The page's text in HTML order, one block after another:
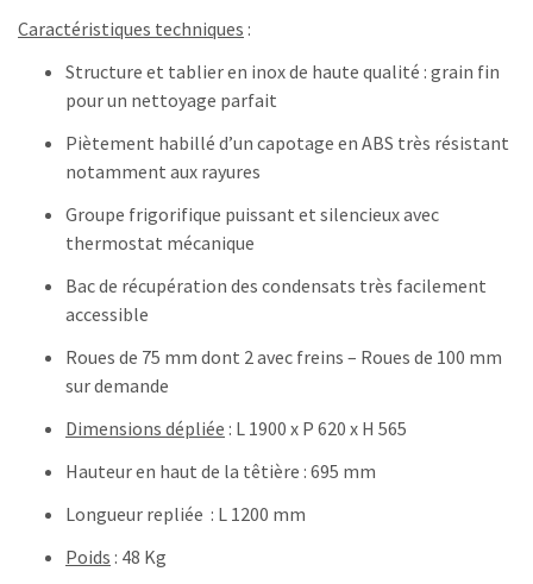
Caractéristiques techniques :
Structure et tablier en inox de haute qualité : grain fin
pour un nettoyage parfait
Piètement habillé d’un capotage en ABS très résistant
notamment aux rayures
Groupe frigorifique puissant et silencieux avec
thermostat mécanique
Bac de récupération des condensats très facilement
accessible
Roues de 75 mm dont 2 avec freins – Roues de 100 mm
sur demande
Dimensions dépliée : L 1900 x P 620 x H 565
Hauteur en haut de la têtière : 695 mm
Longueur repliée : L 1200 mm
Poids : 48 Kg